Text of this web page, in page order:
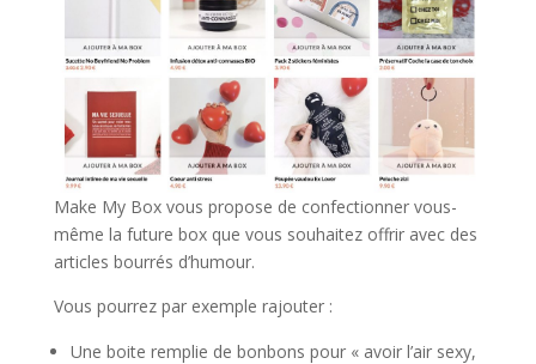
Make My Box vous propose de confectionner vous-
même la future box que vous souhaitez offrir avec des
articles bourrés d’humour.
Vous pourrez par exemple rajouter :
Une boite remplie de bonbons pour « avoir l’air sexy,